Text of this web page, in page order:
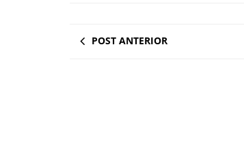
POST ANTERIOR